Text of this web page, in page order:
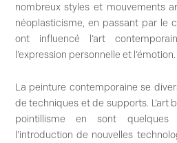
nombreux styles et mouvements
néoplasticisme, en passant par le
ont influencé l’art
l’expression personnelle et l’émotion.
La peinture contemporaine se
de techniques et de supports. L’art
pointillisme en sont quelques
l’introduction de nouvelles